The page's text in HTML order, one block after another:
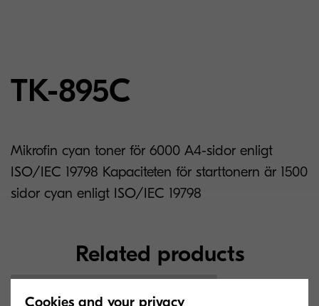
TK-895C
Mikrofin cyan toner för 6000 A4-sidor enligt
ISO/IEC 19798 Kapaciteten för starttonern är 1500
sidor cyan enligt ISO/IEC 19798
Related products
Cookies and your privacy